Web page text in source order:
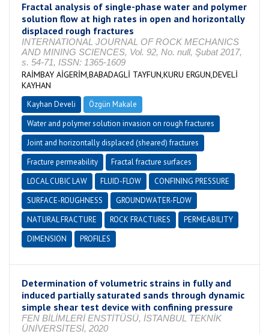
Fractal analysis of single-phase water and polymer
solution flow at high rates in open and horizontally
displaced rough fractures
INTERNATIONAL JOURNAL OF ROCK MECHANICS
AND MINING SCIENCES, Vol. 92, No. null, Şubat 2017,
s. 54-71, ISSN: 1365-1609
RAİMBAY AİGERİM,BABADAGLİ TAYFUN,KURU ERGUN,DEVELİ
KAYHAN
Kayhan Develi
Özgün Makale
Water and polymer solution invasion on rough fractures
Joint and horizontally displaced (sheared) fractures
Fracture permeability
Fractal fracture surfaces
LOCAL CUBIC LAW
FLUID-FLOW
CONFINING PRESSURE
SURFACE-ROUGHNESS
GROUNDWATER-FLOW
NATURAL FRACTURE
ROCK FRACTURES
PERMEABILITY
DIMENSION
PROFILES
Determination of volumetric strains in fully and
induced partially saturated sands through dynamic
simple shear test device with confining pressure
FEN BİLİMLERİ ENSTİTÜSÜ, İSTANBUL TEKNİK
ÜNİVERSİTESİ, 2020